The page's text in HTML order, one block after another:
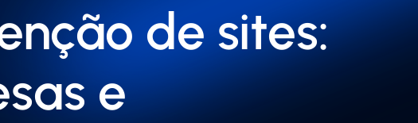
de sites:
e